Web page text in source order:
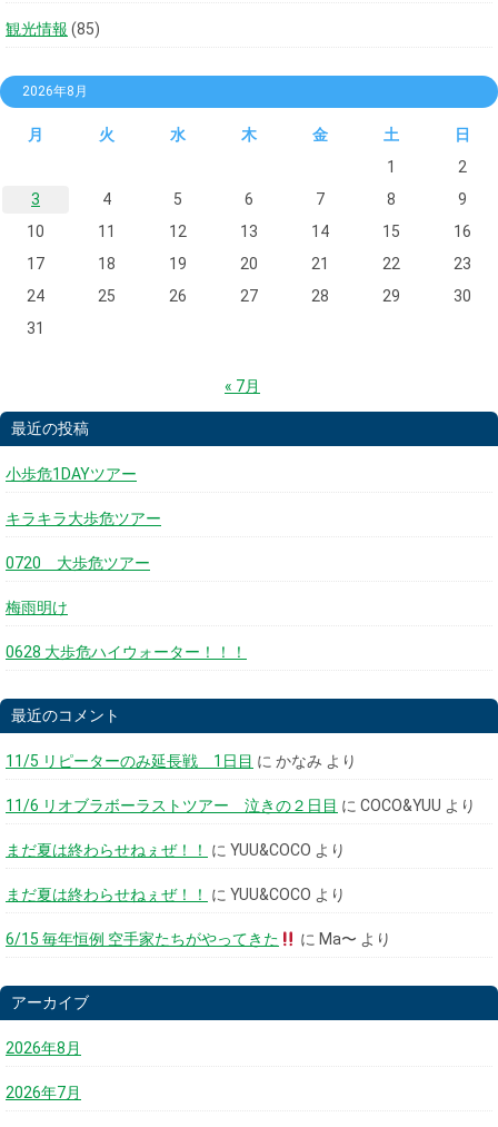
観光情報 (85)
2026年8月
月 火 水 木 金 土
日
1
2
3
4 5 6 7 8
9
10
11 12 13 14 15
16
17
18 19 20 21 22
23
24
25 26 27 28 29
30
31
« 7月
最近の投稿
小歩危1DAYツアー
キラキラ大歩危ツアー
0720 大歩危ツアー
梅雨明け
0628 大歩危ハイウォーター！！！
最近のコメント
11/5 リピーターのみ延長戦 1日目 に かなみ より
11/6 リオブラボーラストツアー 泣きの２日目 に COCO&YUU より
まだ夏は終わらせねぇぜ！！ に YUU&COCO より
まだ夏は終わらせねぇぜ！！ に YUU&COCO より
6/15 毎年恒例 空手家たちがやってきた に Ma〜 より
アーカイブ
2026年8月
2026年7月